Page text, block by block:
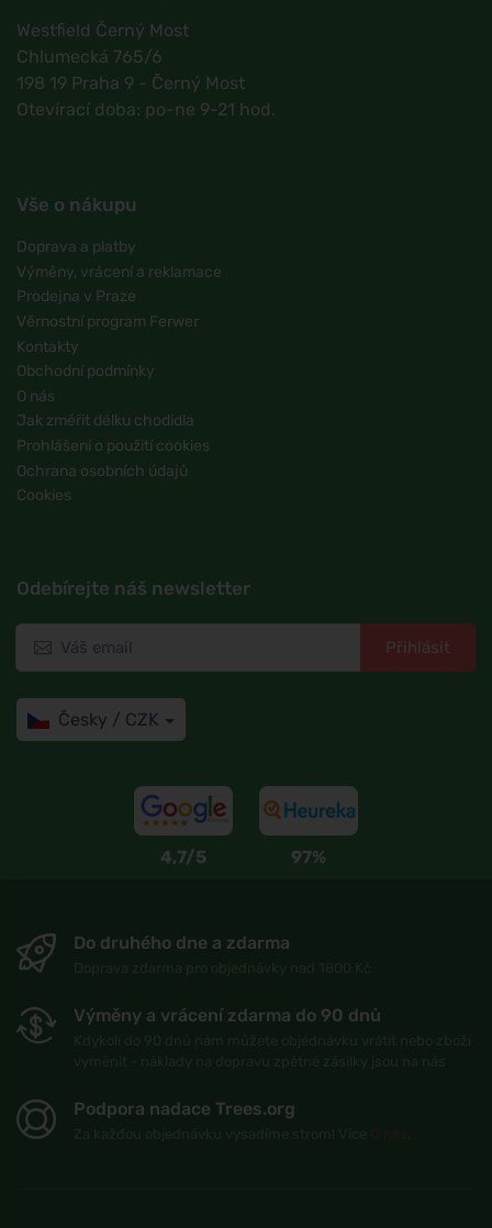
Westfield Černý Most
Chlumecká 765/6
198 19 Praha 9 - Černý Most
Otevírací doba: po-ne 9-21 hod.
Vše o nákupu
Doprava a platby
Výměny, vrácení a reklamace
Prodejna v Praze
Věrnostní program Ferwer
Kontakty
Obchodní podmínky
O nás
Jak změřit délku chodidla
Prohlášení o použití cookies
Ochrana osobních údajů
Cookies
Odebírejte náš newsletter
Přihlásit
Česky / CZK
4,7/5 97%
Do druhého dne a zdarma
Výměny a vrácení zdarma do 90 dnů
Podpora nadace Trees.org